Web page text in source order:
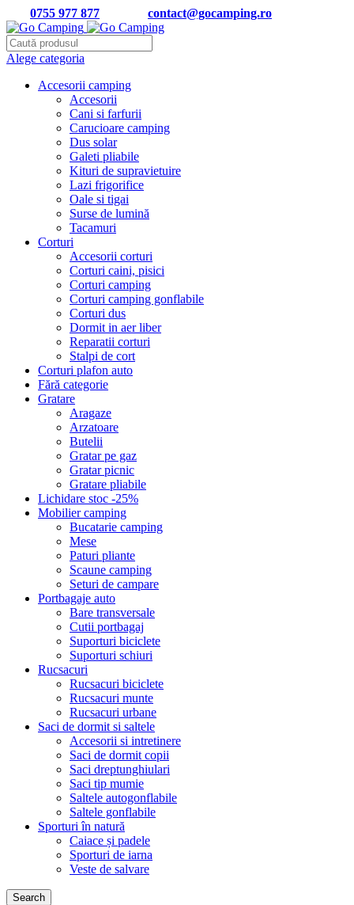
0755 977 877 contact@gocamping.ro
Alege categoria
Accesorii camping
Accesorii
Cani si farfurii
Carucioare camping
Dus solar
Galeti pliabile
Kituri de supravietuire
Lazi frigorifice
Oale si tigai
Surse de lumină
Tacamuri
Corturi
Accesorii corturi
Corturi caini, pisici
Corturi camping
Corturi camping gonflabile
Corturi dus
Dormit in aer liber
Reparatii corturi
Stalpi de cort
Corturi plafon auto
Fără categorie
Gratare
Aragaze
Arzatoare
Butelii
Gratar pe gaz
Gratar picnic
Gratare pliabile
Lichidare stoc -25%
Mobilier camping
Bucatarie camping
Mese
Paturi pliante
Scaune camping
Seturi de campare
Portbagaje auto
Bare transversale
Cutii portbagaj
Suporturi biciclete
Suporturi schiuri
Rucsacuri
Rucsacuri biciclete
Rucsacuri munte
Rucsacuri urbane
Saci de dormit si saltele
Accesorii si intretinere
Saci de dormit copii
Saci dreptunghiulari
Saci tip mumie
Saltele autogonflabile
Saltele gonflabile
Sporturi în natură
Caiace și padele
Sporturi de iarna
Veste de salvare
Search